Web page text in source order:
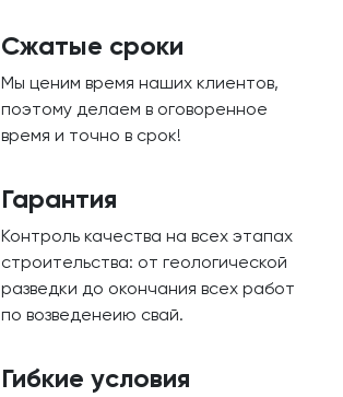
Сжатые сроки
Мы ценим время наших клиентов,
поэтому делаем в оговоренное
время и точно в срок!
Гарантия
Контроль качества на всех этапах
строительства: от геологической
разведки до окончания всех работ
по возведенеию свай.
Гибкие условия